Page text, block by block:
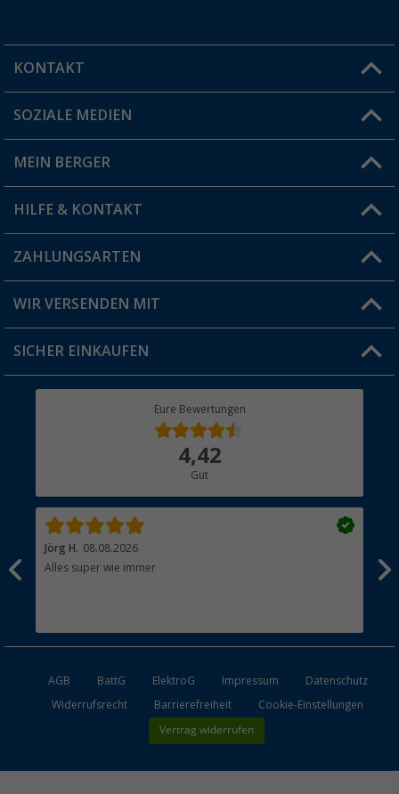
KONTAKT
Du hast eine Frage?
Filiale finden
SOZIALE MEDIEN
MEIN BERGER
Vorteilskarte
Blog
Jobs & Karriere
HILFE & KONTAKT
FAQ & Kontakt
Versandinformationen
Rücksendung
ZAHLUNGSARTEN
WIR VERSENDEN MIT
SICHER EINKAUFEN
Eure Bewertungen
4,42
Gut
Jörg H. 08.08.2026
Alles super wie immer
AGB BattG ElektroG Impressum
Datenschutz
Widerrufsrecht
Barrierefreiheit Cookie-Einstellungen
Vertrag widerrufen